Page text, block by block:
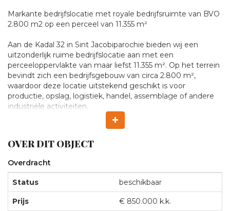
Te
koop:
Kadal
32,
Jacobiparochie
Markante bedrijfslocatie met royale bedrijfsruimte van BVO
2.800 m2 op een perceel van 11.355 m²
Aan de Kadal 32 in Sint Jacobiparochie bieden wij een
uitzonderlijk ruime bedrijfslocatie aan met een
perceeloppervlakte van maar liefst 11.355 m². Op het terrein
bevindt zich een bedrijfsgebouw van circa 2.800 m²,
waardoor deze locatie uitstekend geschikt is voor
productie, opslag, logistiek, handel, assemblage of andere
industriële activiteiten.
Deze representatieve bedrijfslocatie combineert ruimte,
Noordwest-Friesland. Dankzij de industriële bestemming
biedt het object uitstekende mogelijkheden voor zowel
gevestigde ondernemingen als bedrijven die op zoek zijn
naar uitbreiding, centralisatie of een nieuwe
Ruimte voor ondernemen
OVER DIT OBJECT
Overdracht
Status beschikbaar
Prijs € 850.000 k.k.